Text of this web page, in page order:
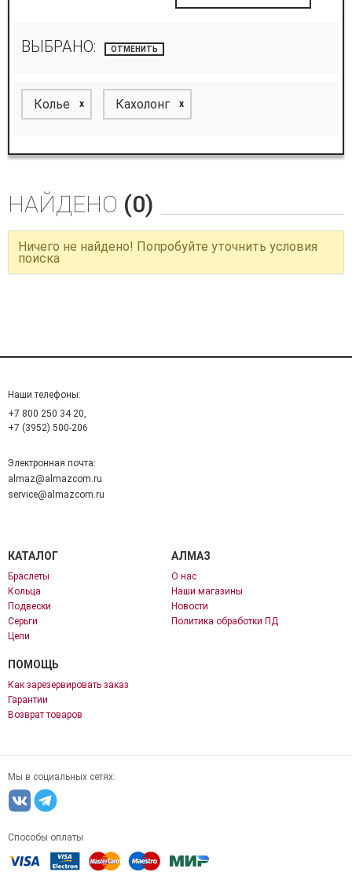
ВЫБРАНО: ОТМЕНИТЬ
Колье x Кахолонг x
НАЙДЕНО (0)
Ничего не найдено! Попробуйте уточнить условия
поиска
Наши телефоны:
+7 800 250 34 20,
+7 (3952) 500-206
Электронная почта:
almaz@almazcom.ru
service@almazcom.ru
КАТАЛОГ
Браслеты
Кольца
Подвески
Серьги
Цепи
АЛМАЗ
О нас
Наши магазины
Новости
Политика обработки ПД
ПОМОЩЬ
Как зарезервировать заказ
Гарантии
Возврат товаров
Мы в социальных сетях:
Способы оплаты